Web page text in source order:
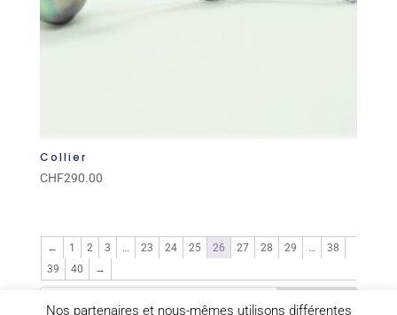
Collier
CHF290.00
← 1 2 3 … 23 24 25 26 27 28 29 …
38
39
40 →
Nos partenaires et nous-mêmes utilisons différentes